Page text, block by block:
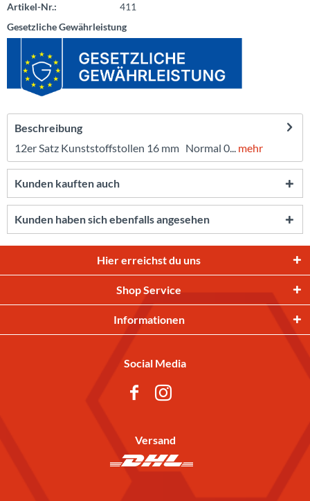
Artikel-Nr.:
411
Gesetzliche Gewährleistung
Beschreibung
12er Satz Kunststoffstollen 16 mm Normal 0... mehr
Kunden kauften auch
Kunden haben sich ebenfalls angesehen
Hier erreichst du uns
Shop Service
Informationen
Social Media
Versand